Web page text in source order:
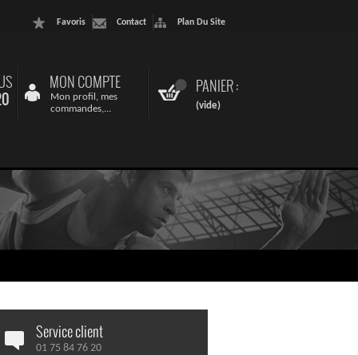
Favoris Contact Plan Du Site
MON COMPTE
Mon profil, mes
commandes,...
PANIER :
(vide)
Service client
01 75 84 76 20